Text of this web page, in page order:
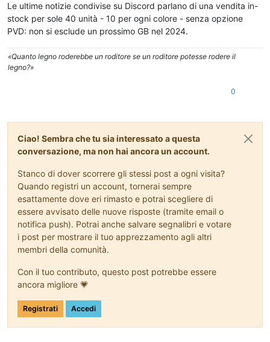
Le ultime notizie condivise su Discord parlano di una vendita in-
stock per sole 40 unità - 10 per ogni colore - senza opzione
PVD: non si esclude un prossimo GB nel 2024.
«Quanto legno roderebbe un roditore se un roditore potesse rodere il
legno?»
0
Ciao! Sembra che tu sia interessato a questa
conversazione, ma non hai ancora un account.
Stanco di dover scorrere gli stessi post a ogni visita?
Quando registri un account, tornerai sempre
esattamente dove eri rimasto e potrai scegliere di
essere avvisato delle nuove risposte (tramite email o
notifica push). Potrai anche salvare segnalibri e votare
i post per mostrare il tuo apprezzamento agli altri
membri della comunità.
Con il tuo contributo, questo post potrebbe essere
ancora migliore 💗
Registrati Accedi